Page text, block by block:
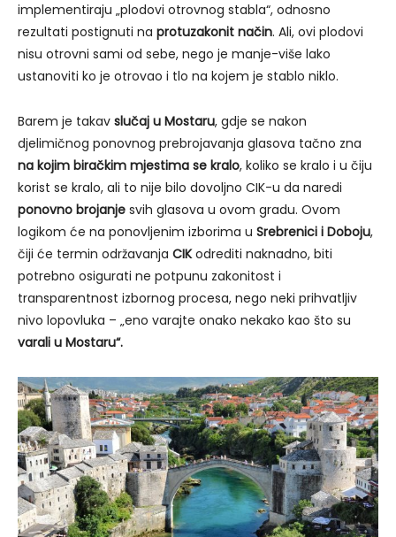
implementiraju „plodovi otrovnog stabla“, odnosno
rezultati postignuti na protuzakonit način. Ali, ovi plodovi
nisu otrovni sami od sebe, nego je manje-više lako
ustanoviti ko je otrovao i tlo na kojem je stablo niklo.
Barem je takav slučaj u Mostaru, gdje se nakon
djelimičnog ponovnog prebrojavanja glasova tačno zna
na kojim biračkim mjestima se kralo, koliko se kralo i u čiju
korist se kralo, ali to nije bilo dovoljno CIK-u da naredi
ponovno brojanje svih glasova u ovom gradu. Ovom
logikom će na ponovljenim izborima u Srebrenici i Doboju,
čiji će termin održavanja CIKodrediti naknadno, biti
potrebno osigurati ne potpunu zakonitost i
transparentnost izbornog procesa, nego neki prihvatljiv
nivo lopovluka – „eno varajte onako nekako kao što su
varali u Mostaru“.